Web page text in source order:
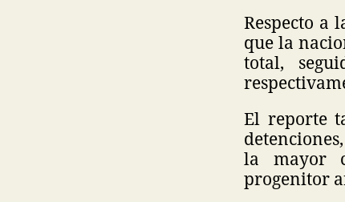
Respecto a
que la
total,
El reporte
la mayor
progenitor